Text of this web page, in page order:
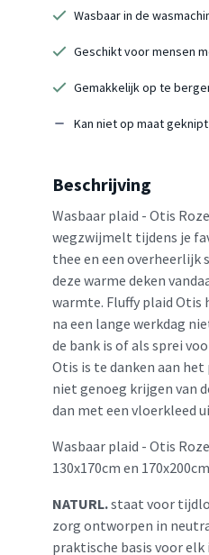
Wasbaar in de
Geschikt voor mensen
Gemakkelijk op te
Kan niet op maat
Beschrijving
Wasbaar plaid - Otis
wegzwijmelt tijdens je
thee en een
deze warme deken
warmte. Fluffy plaid Otis
na een lange werkdag
de bank is of als sprei
Otis is te danken aan
niet genoeg krijgen van
dan met een vloerkleed
Wasbaar plaid - Otis
130x170cm en
NATURL.staat voor
zorg ontworpen in
praktische basis voor